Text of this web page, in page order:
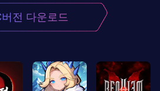
버전 다운로드